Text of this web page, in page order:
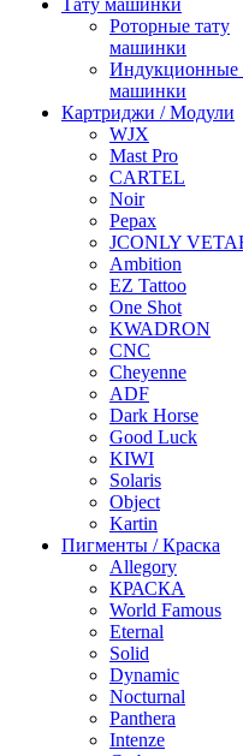
Тату машинки
Роторные тату
машинки
Индукционные
машинки
Картриджи / Модули
WJX
Mast Pro
CARTEL
Noir
Pepax
JCONLY
Ambition
EZ Tattoo
One Shot
KWADRON
CNC
Cheyenne
ADF
Dark Horse
Good Luck
KIWI
Solaris
Object
Kartin
Пигменты / Краска
Allegory
КРАСКА
World Famous
Eternal
Solid
Dynamic
Nocturnal
Panthera
Intenze